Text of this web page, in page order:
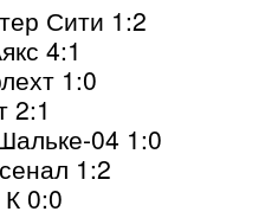
Сити 1:2
4:1
1:0
2:1
04 1:0
1:2
0:0